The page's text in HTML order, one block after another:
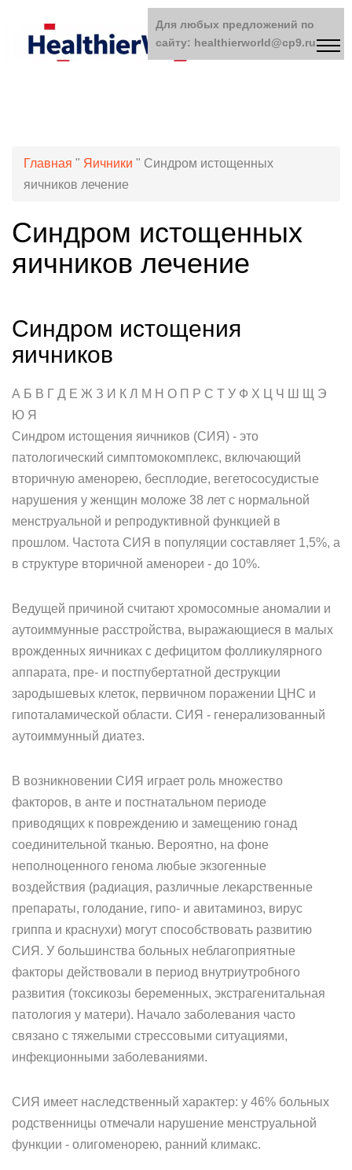
Главная " Яичники " Синдром истощенных
яичников лечение
Синдром истощенных
яичников лечение
Синдром истощения
яичников
А Б В Г Д Е Ж З И К Л М Н О П Р С Т У Ф Х Ц Ч Ш Щ Э
Ю Я
Синдром истощения яичников (СИЯ) - это
патологический симптомокомплекс, включающий
вторичную аменорею, бесплодие, вегетососудистые
нарушения у женщин моложе 38 лет с нормальной
менструальной и репродуктивной функцией в
прошлом. Частота СИЯ в популяции составляет 1,5%, а
в структуре вторичной аменореи - до 10%.
Ведущей причиной считают хромосомные аномалии и
аутоиммунные расстройства, выражающиеся в малых
врожденных яичниках с дефицитом фолликулярного
аппарата, пре- и постпубертатной деструкции
зародышевых клеток, первичном поражении ЦНС и
гипоталамической области. СИЯ - генерализованный
аутоиммунный диатез.
В возникновении СИЯ играет роль множество
факторов, в анте и постнатальном периоде
приводящих к повреждению и замещению гонад
соединительной тканью. Вероятно, на фоне
неполноценного генома любые экзогенные
воздействия (радиация, различные лекарственные
препараты, голодание, гипо- и авитаминоз, вирус
гриппа и краснухи) могут способствовать развитию
СИЯ. У большинства больных неблагоприятные
факторы действовали в период внутриутробного
развития (токсикозы беременных, экстрагенитальная
патология у матери). Начало заболевания часто
связано с тяжелыми стрессовыми ситуациями,
инфекционными заболеваниями.
СИЯ имеет наследственный характер: у 46% больных
родственницы отмечали нарушение менструальной
функции - олигоменорею, ранний климакс.
Для любых предложений по
сайту: healthierworld@cp9.ru